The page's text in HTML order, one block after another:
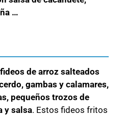
…
de arroz salteados
gambas y calamares,
pequeños trozos de
y salsa. Estos fideos fritos